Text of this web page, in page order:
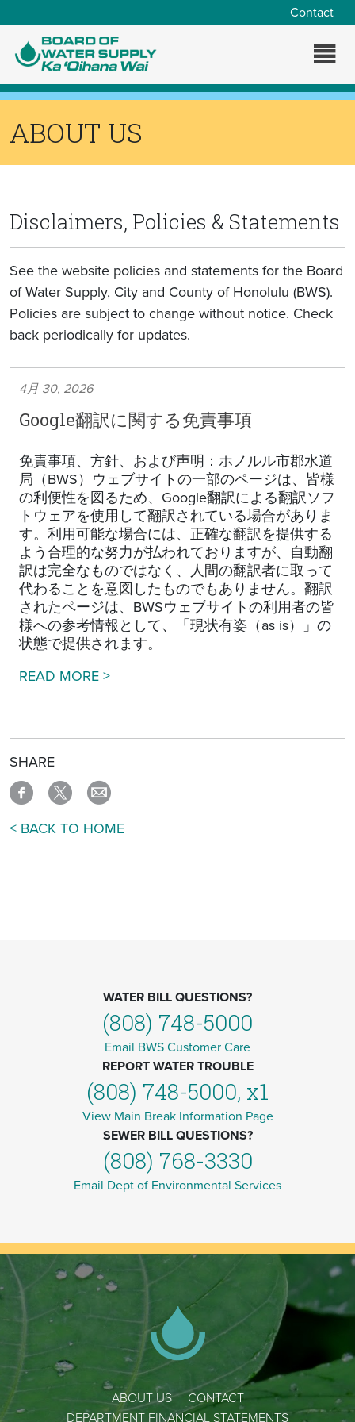
Contact
ABOUT US
Disclaimers, Policies & Statements
See the website policies and statements for the Board
of Water Supply, City and County of Honolulu (BWS).
Policies are subject to change without notice. Check
back periodically for updates.
4月 30, 2026
Google翻訳に関する免責事項
免責事項、方針、および声明：ホノルル市郡水道
局（BWS）ウェブサイトの一部のページは、皆様
の利便性を図るため、Google翻訳による翻訳ソフ
トウェアを使用して翻訳されている場合がありま
す。利用可能な場合には、正確な翻訳を提供する
よう合理的な努力が払われておりますが、自動翻
訳は完全なものではなく、人間の翻訳者に取って
代わることを意図したものでもありません。翻訳
されたページは、BWSウェブサイトの利用者の皆
様への参考情報として、「現状有姿（as is）」の
状態で提供されます。
READ MORE >Google Translation Disclaimer
SHARE
< BACK TO HOME
WATER BILL QUESTIONS?
(808) 748-5000
Email BWS Customer Care
REPORT WATER TROUBLE
(808) 748-5000, x1
View Main Break Information Page
SEWER BILL QUESTIONS?
(808) 768-3330
Email Dept of Environmental Services
ABOUT US
CONTACT
DEPARTMENT FINANCIAL STATEMENTS